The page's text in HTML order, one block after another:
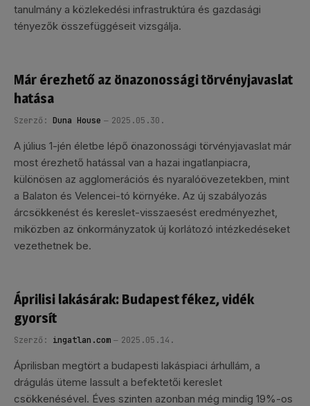
tanulmány a közlekedési infrastruktúra és gazdasági
tényezők összefüggéseit vizsgálja.
Már érezhető az önazonossági törvényjavaslat
hatása
Szerző: Duna House 2025.05.30.
A július 1-jén életbe lépő önazonossági törvényjavaslat már
most érezhető hatással van a hazai ingatlanpiacra,
különösen az agglomerációs és nyaralóövezetekben, mint
a Balaton és Velencei-tó környéke. Az új szabályozás
árcsökkenést és kereslet-visszaesést eredményezhet,
miközben az önkormányzatok új korlátozó intézkedéseket
vezethetnek be.
Áprilisi lakásárak: Budapest fékez, vidék
gyorsít
Szerző: ingatlan.com 2025.05.14.
Áprilisban megtört a budapesti lakáspiaci árhullám, a
drágulás üteme lassult a befektetői kereslet
csökkenésével. Éves szinten azonban még mindig 19%-os